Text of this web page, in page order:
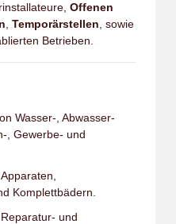
Offenen
Temporärstellen , sowie
Betrieben.
Wasser-, Abwasser-
, Gewerbe- und
Komplettbädern.
und